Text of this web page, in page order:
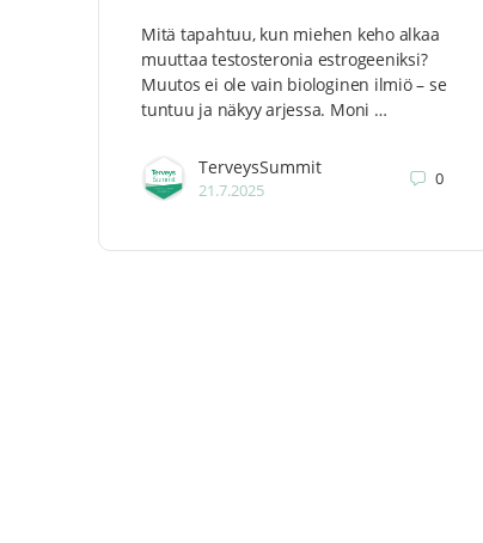
Mitä tapahtuu, kun miehen keho alkaa
muuttaa testosteronia estrogeeniksi?
Muutos ei ole vain biologinen ilmiö – se
tuntuu ja näkyy arjessa. Moni …
TerveysSummit
21.7.2025
0